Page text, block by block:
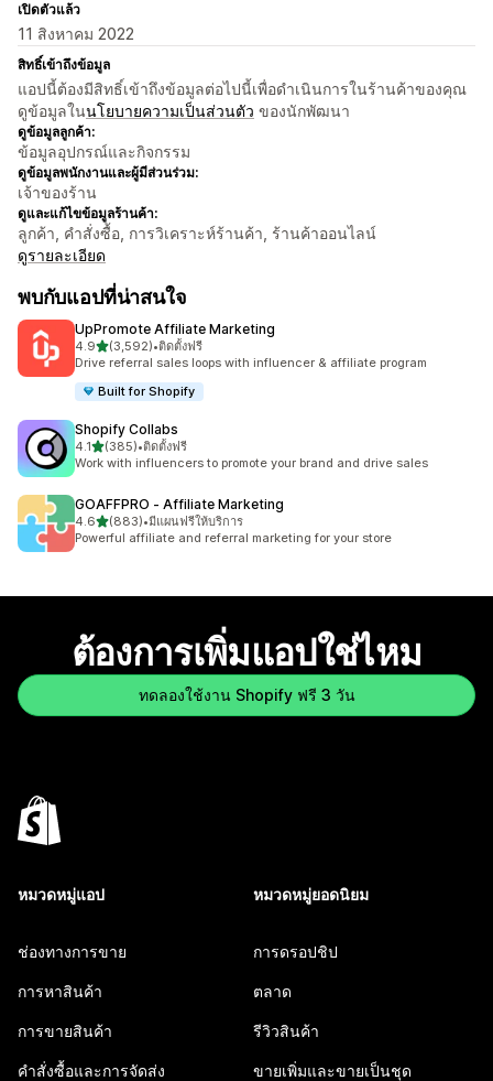
เปิดตัวแล้ว
11 สิงหาคม 2022
สิทธิ์เข้าถึงข้อมูล
แอปนี้ต้องมีสิทธิ์เข้าถึงข้อมูลต่อไปนี้เพื่อดำเนินการในร้านค้าของคุณ
ดูข้อมูลในนโยบายความเป็นส่วนตัว ของนักพัฒนา
ดูข้อมูลลูกค้า:
ข้อมูลอุปกรณ์และกิจกรรม
ดูข้อมูลพนักงานและผู้มีส่วนร่วม:
เจ้าของร้าน
ดูและแก้ไขข้อมูลร้านค้า:
ลูกค้า, คำสั่งซื้อ, การวิเคราะห์ร้านค้า, ร้านค้าออนไลน์
ดูรายละเอียด
พบกับแอปที่น่าสนใจ
UpPromote Affiliate Marketing
4.9เต็ม 5 ดาว
(3,592)
ทั้งหมด 3592 รีวิว
•ติดตั้งฟรี
Drive referral sales loops with influencer & affiliate program
Built for Shopify
Shopify Collabs
4.1เต็ม 5 ดาว
(385)
ทั้งหมด 385 รีวิว
•ติดตั้งฟรี
Work with influencers to promote your brand and drive sales
GOAFFPRO ‑ Affiliate Marketing
4.6เต็ม 5 ดาว
(883)
ทั้งหมด 883 รีวิว
•มีแผนฟรีให้บริการ
Powerful affiliate and referral marketing for your store
ต้องการเพิ่มแอปใช่ไหม
ทดลองใช้งาน Shopify ฟรี 3 วัน
หมวดหมู่แอป
ช่องทางการขาย
การหาสินค้า
การขายสินค้า
คำสั่งซื้อและการจัดส่ง
หมวดหมู่ยอดนิยม
การดรอปชิป
ตลาด
รีวิวสินค้า
ขายเพิ่มและขายเป็นชุด